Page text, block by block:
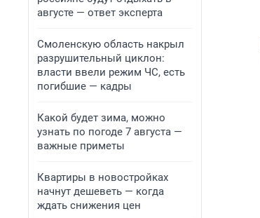
августе — ответ эксперта
Смоленскую область накрыл
разрушительный циклон:
власти ввели режим ЧС, есть
погибшие — кадры
Какой будет зима, можно
узнать по погоде 7 августа —
важные приметы
Квартиры в новостройках
начнут дешеветь — когда
ждать снижения цен